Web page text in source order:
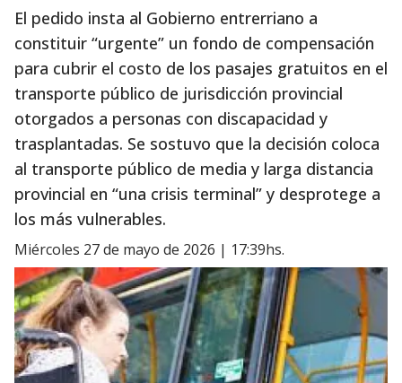
El pedido insta al Gobierno entrerriano a
constituir “urgente” un fondo de compensación
para cubrir el costo de los pasajes gratuitos en el
transporte público de jurisdicción provincial
otorgados a personas con discapacidad y
trasplantadas. Se sostuvo que la decisión coloca
al transporte público de media y larga distancia
provincial en “una crisis terminal” y desprotege a
los más vulnerables.
miércoles 27 de mayo de 2026 | 17:39hs.